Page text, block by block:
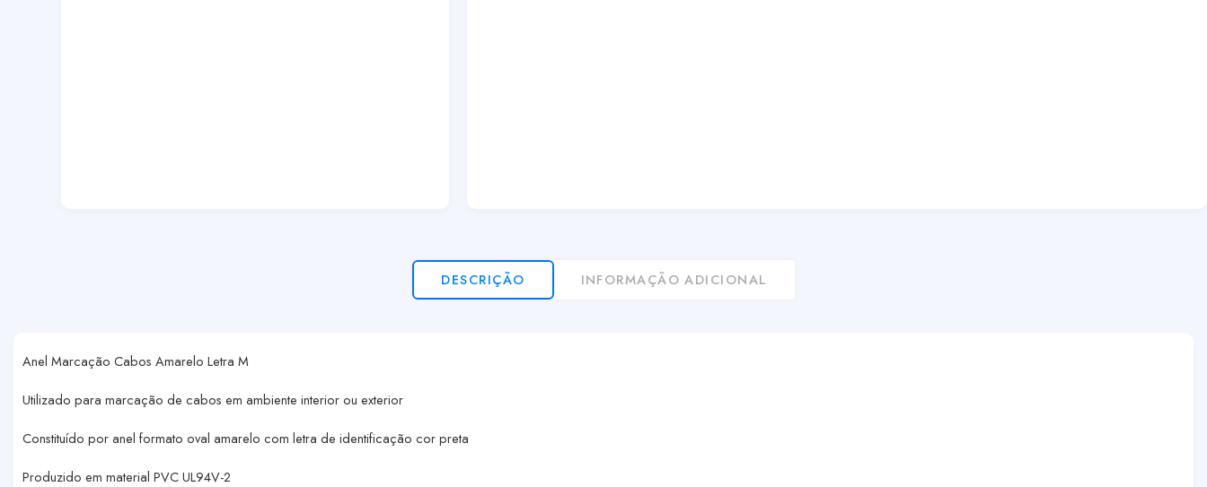
DESCRIÇÃO INFORMAÇÃO ADICIONAL
Anel Marcação Cabos Amarelo Letra M
Utilizado para marcação de cabos em ambiente interior ou exterior
Constituído por anel formato oval amarelo com letra de identificação cor preta
Produzido em material PVC UL94V-2